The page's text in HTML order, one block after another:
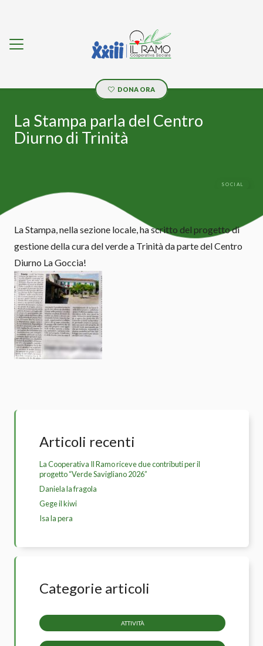
DONA ORA
La Stampa parla del Centro
Diurno di Trinità
SOCIAL
La Stampa, nella sezione locale, ha scritto del progetto di
gestione della cura del verde a Trinità da parte del Centro
Diurno La Goccia!
Articoli recenti
La Cooperativa Il Ramo riceve due contributi per il
progetto “Verde Savigliano 2026”
Daniela la fragola
Gege il kiwi
Isa la pera
Categorie articoli
ATTIVITÀ